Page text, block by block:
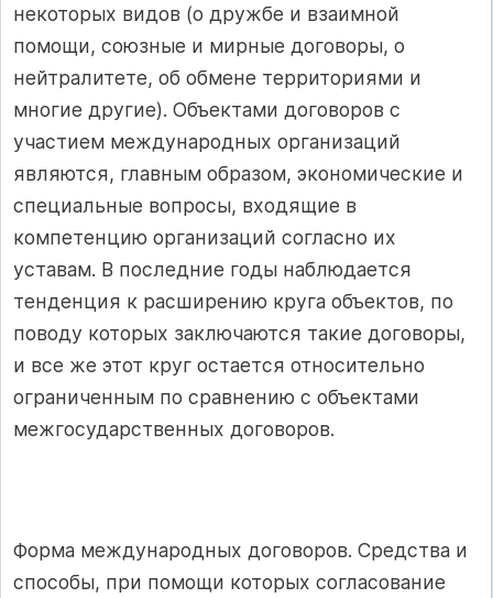
некоторых видов (о дружбе и взаимной
помощи, союзные и мирные договоры, о
нейтралитете, об обмене территориями и
многие другие). Объектами договоров с
участием международных организаций
являются, главным образом, экономические и
специальные вопросы, входящие в
компетенцию организаций согласно их
уставам. В последние годы наблюдается
тенденция к расширению круга объектов, по
поводу которых заключаются такие договоры,
и все же этот круг остается относительно
ограниченным по сравнению с объектами
межгосударственных договоров.
Форма международных договоров. Средства и
способы, при помощи которых согласование